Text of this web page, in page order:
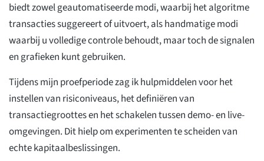
biedt zowel geautomatiseerde modi, waarbij het algoritme
transacties suggereert of uitvoert, als handmatige modi
waarbij u volledige controle behoudt, maar toch de signalen
en grafieken kunt gebruiken.
Tijdens mijn proefperiode zag ik hulpmiddelen voor het
instellen van risiconiveaus, het definiëren van
transactiegroottes en het schakelen tussen demo- en live-
omgevingen. Dit hielp om experimenten te scheiden van
echte kapitaalbeslissingen.